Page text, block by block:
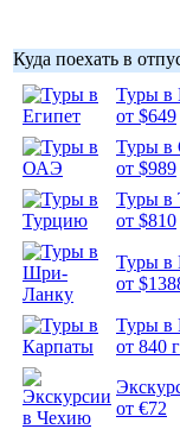
Куда поехать в
Туры в
от $649
Туры
от $989
Туры в
от $810
Туры в
от
Туры в
от 840
от €72